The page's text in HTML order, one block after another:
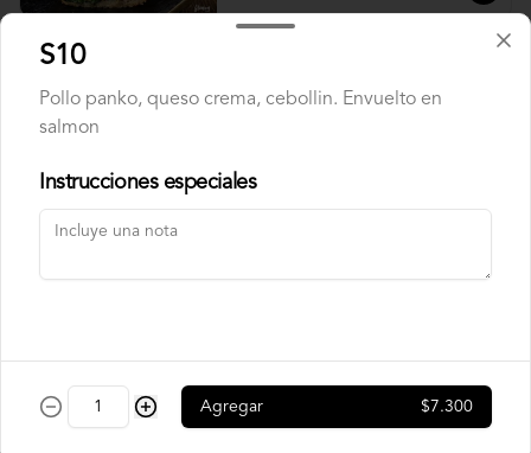
Roll relleno de Pollo apanado , queso
Nori Champ Roll
$7.900
S10
Pollo panko, queso crema, cebollin. Envuelto en
salmon
Instrucciones especiales
Agregar $7.300